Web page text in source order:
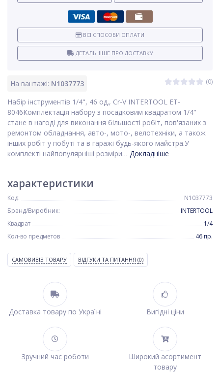
На вантажі: N1037773 (0)
Набір інструментів 1/4", 46 од., Cr-V INTERTOOL ET-
8046Комплектація набору з посадковим квадратом 1/4"
стане в нагоді для виконання більшості робіт, пов'язаних з
ремонтом обладнання, авто-, мото-, велотехніки, а також
інших робіт у побуті та в гаражі будь-якого майстра.У
комплекті найпопулярніші розміри… Докладніше
ВСІ СПОСОБИ ОПЛАТИ
ДЕТАЛЬНІШЕ ПРО ДОСТАВКУ
характеристики
Код:
N1037773
Бренд/Виробник:
INTERTOOL
Квадрат
1/4
Кол-во предметов
46 пр.
САМОВИВІЗ ТОВАРУ ВІДГУКИ ТА ПИТАННЯ (0)
Доставка товару по Україні Вигідні ціни
Зручний час роботи
Широкий асортимент
товару